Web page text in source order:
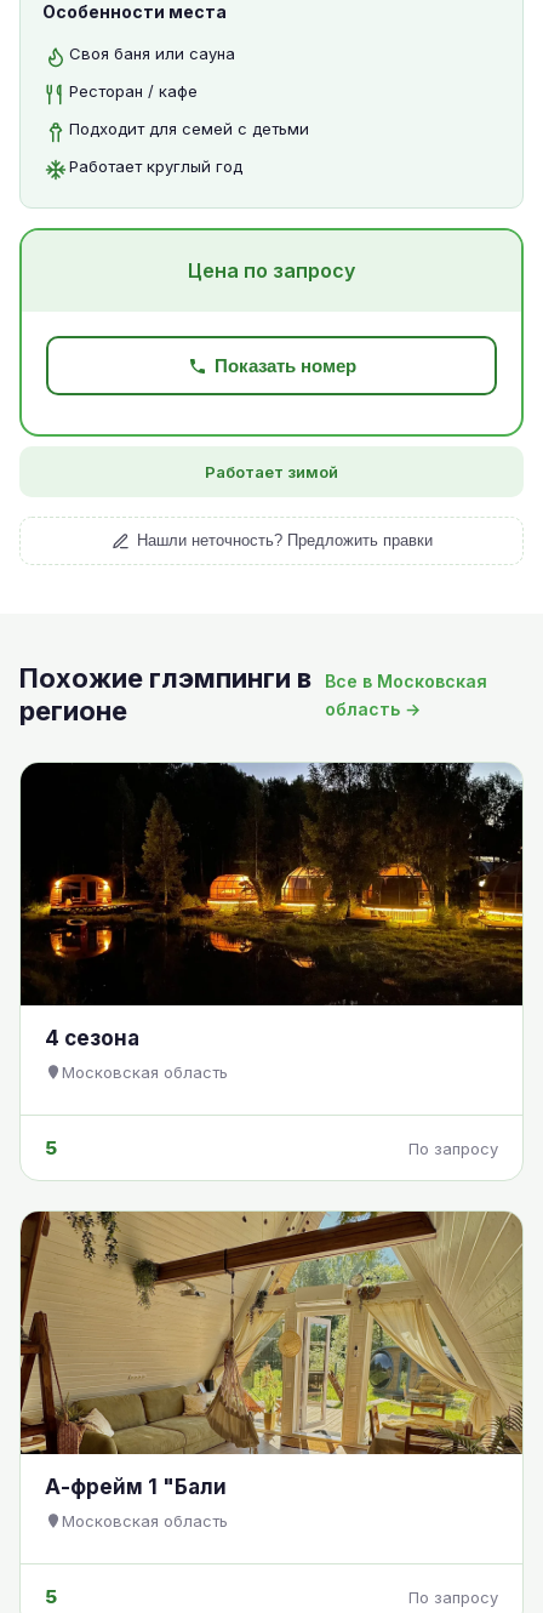
Особенности места
Своя баня или сауна
Ресторан / кафе
Подходит для семей с детьми
Работает круглый год
Цена по запросу
Показать номер
Работает зимой
Нашли неточность? Предложить правки
Похожие глэмпинги в
регионе
Все в Московская
область →
4 сезона
Московская область
5 По запросу
А-фрейм 1 "Бали
Московская область
5 По запросу